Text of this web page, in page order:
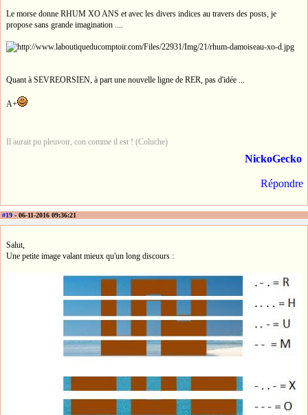
Le morse donne RHUM XO ANS et avec les divers indices au travers des posts, je
propose sans grande imagination ....
Quant à SEVREORSIEN, à part une nouvelle ligne de RER, pas d'idée ...
A+
Il aurait pu pleuvoir, con comme il est ! (Coluche)
NickoGecko
Répondre
#19 - 06-11-2016 09:36:21
Salut,
Une petite image valant mieux qu'un long discours :